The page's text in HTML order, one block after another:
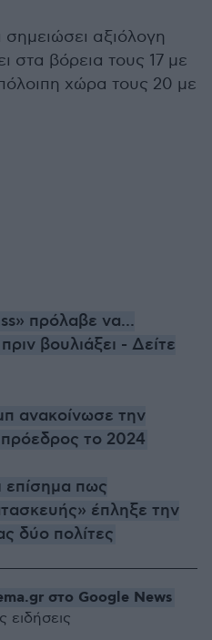
αξιόλογη
στα βόρεια τους 17 με
χώρα τους 20 με
πρόλαβε να...
βουλιάξει - Δείτε
ανακοίνωσε την
το 2024
επίσημα πως
έπληξε την
δύο πολίτες
στο Google News
ειδήσεις